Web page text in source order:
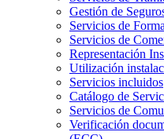
Gestión de
Servicios de
Servicios de
Representación
Utilización
Servicios incluidos
Catálogo de
Servicios de
Verificación